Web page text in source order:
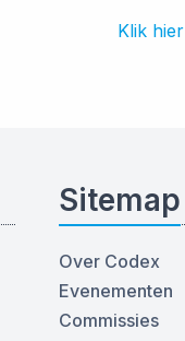
Klik hier
Sitemap
Over Codex
Evenementen
Commissies